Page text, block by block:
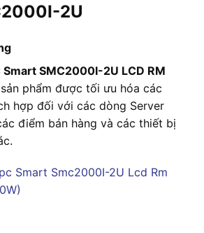
2U
SMC2000I-2U LCD RM
phẩm được tối ưu hóa các
hợp đối với các dòng Server
điểm bán hàng và các thiết bị